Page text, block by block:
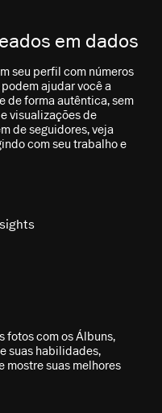
em dados
seu perfil com números
ajudar você a
de forma autêntica, sem
visualizações de
de seguidores, veja
com seu trabalho e
fotos com os Álbuns,
suas habilidades,
suas melhores